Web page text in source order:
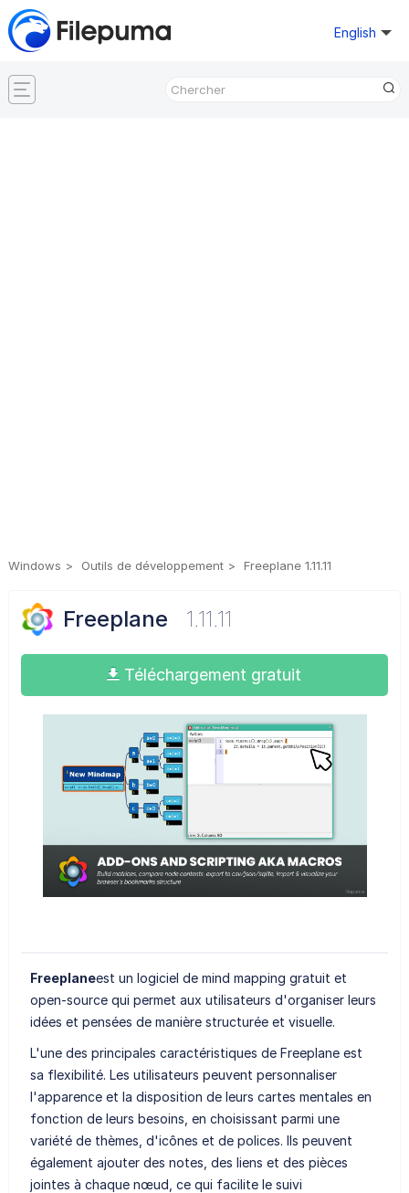
English
Windows Outils de développement Freeplane 1.11.11
Freeplane 1.11.11
Téléchargement gratuit
Freeplaneest un logiciel de mind mapping gratuit et
open-source qui permet aux utilisateurs d'organiser leurs
idées et pensées de manière structurée et visuelle.
L'une des principales caractéristiques de Freeplane est
sa flexibilité. Les utilisateurs peuvent personnaliser
l'apparence et la disposition de leurs cartes mentales en
fonction de leurs besoins, en choisissant parmi une
variété de thèmes, d'icônes et de polices. Ils peuvent
également ajouter des notes, des liens et des pièces
jointes à chaque nœud, ce qui facilite le suivi